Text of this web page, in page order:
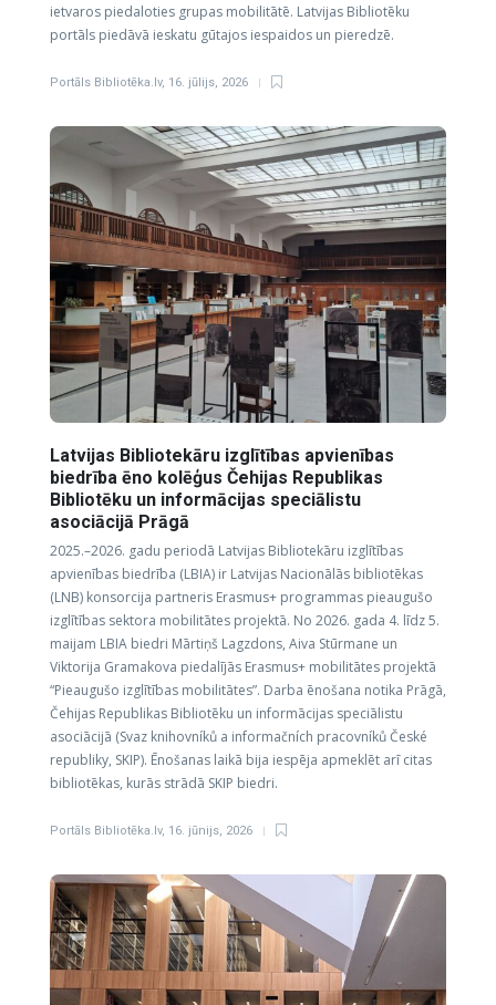
ietvaros piedaloties grupas mobilitātē. Latvijas Bibliotēku
portāls piedāvā ieskatu gūtajos iespaidos un pieredzē.
Portāls Bibliotēka.lv, 16. jūlijs, 2026
Latvijas Bibliotekāru izglītības apvienības
biedrība ēno kolēģus Čehijas Republikas
Bibliotēku un informācijas speciālistu
asociācijā Prāgā
2025.–2026. gadu periodā Latvijas Bibliotekāru izglītības
apvienības biedrība (LBIA) ir Latvijas Nacionālās bibliotēkas
(LNB) konsorcija partneris Erasmus+ programmas pieaugušo
izglītības sektora mobilitātes projektā. No 2026. gada 4. līdz 5.
maijam LBIA biedri Mārtiņš Lagzdons, Aiva Stūrmane un
Viktorija Gramakova piedalījās Erasmus+ mobilitātes projektā
“Pieaugušo izglītības mobilitātes”. Darba ēnošana notika Prāgā,
Čehijas Republikas Bibliotēku un informācijas speciālistu
asociācijā (Svaz knihovníků a informačních pracovníků České
republiky, SKIP). Ēnošanas laikā bija iespēja apmeklēt arī citas
bibliotēkas, kurās strādā SKIP biedri.
Portāls Bibliotēka.lv, 16. jūnijs, 2026